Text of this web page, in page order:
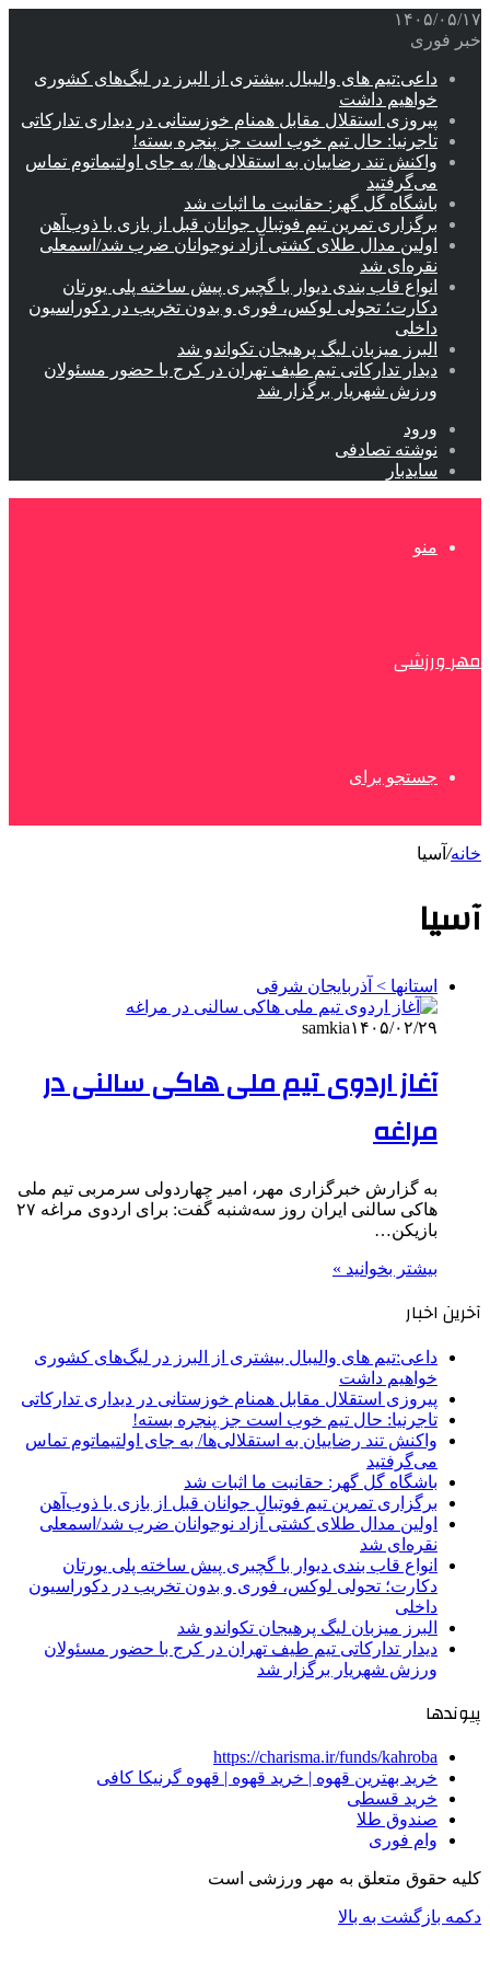
۱۴۰۵/۰۵/۱۷
خبر فوری
داعی:تیم های والیبال بیشتری از البرز در لیگ‌های کشوری
خواهیم داشت
پیروزی استقلال مقابل همنام خوزستانی در دیداری تدارکاتی
تاجرنیا: حال تیم خوب است جز پنجره بسته!
واکنش تند رضاییان به استقلالی‌ها/ به جای اولتیماتوم تماس
می‌گرفتید
باشگاه گل گهر: حقانیت ما اثبات شد
برگزاری تمرین تیم فوتبال جوانان قبل از بازی با ذوب‌آهن
اولین مدال طلای کشتی آزاد نوجوانان ضرب شد/اسمعلی
نقره‌ای شد
انواع قاب بندی دیوار با گچبری پیش ساخته پلی یورتان
دکارت؛ تحولی لوکس، فوری و بدون تخریب در دکوراسیون
داخلی
البرز میزبان لیگ پرهیجان تکواندو شد
دیدار تدارکاتی تیم طیف تهران در کرج با حضور مسئولان
ورزش شهریار برگزار شد
ورود
نوشته تصادفی
سایدبار
منو
مهر ورزشی
جستجو برای
خانه/ آسیا
آسیا
استانها > آذربایجان شرقی
samkia۱۴۰۵/۰۲/۲۹
آغاز اردوی تیم ملی هاکی سالنی در
مراغه
به گزارش خبرگزاری مهر، امیر چهاردولی سرمربی تیم ملی
هاکی سالنی ایران روز سه‌شنبه گفت: برای اردوی مراغه ۲۷
بازیکن…
بیشتر بخوانید »
آخرین اخبار
داعی:تیم های والیبال بیشتری از البرز در لیگ‌های کشوری
خواهیم داشت
پیروزی استقلال مقابل همنام خوزستانی در دیداری تدارکاتی
تاجرنیا: حال تیم خوب است جز پنجره بسته!
واکنش تند رضاییان به استقلالی‌ها/ به جای اولتیماتوم تماس
می‌گرفتید
باشگاه گل گهر: حقانیت ما اثبات شد
برگزاری تمرین تیم فوتبال جوانان قبل از بازی با ذوب‌آهن
اولین مدال طلای کشتی آزاد نوجوانان ضرب شد/اسمعلی
نقره‌ای شد
انواع قاب بندی دیوار با گچبری پیش ساخته پلی یورتان
دکارت؛ تحولی لوکس، فوری و بدون تخریب در دکوراسیون
داخلی
البرز میزبان لیگ پرهیجان تکواندو شد
دیدار تدارکاتی تیم طیف تهران در کرج با حضور مسئولان
ورزش شهریار برگزار شد
پیوندها
https://charisma.ir/funds/kahroba
خرید بهترین قهوه | خرید قهوه | قهوه گرنیکا کافی
خرید قسطی
صندوق طلا
وام فوری
کلیه حقوق متعلق به مهر ورزشی است
دکمه بازگشت به بالا